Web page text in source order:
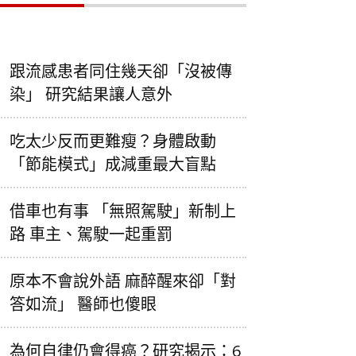
跟流感患者同住幾天卻「沒被傳
染」 研究結果讓人意外
吃太少反而更難瘦？身體啟動
「節能模式」成減重最大盲點
借車也有事 「無照駕駛」新制上
路 車主、駕駛一起重罰
原本不會說外語 麻醉醒來卻「對
答如流」 醫師也傻眼
為何自律仍會得癌？研究揭示：6